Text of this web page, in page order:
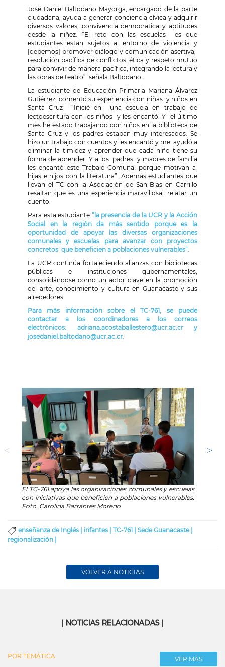
José Daniel Baltodano Mayorga, encargado de la parte
ciudadana, ayuda a generar conciencia cívica y adquirir
diversos valores, convivencia democrática y aptitudes
desde la niñez. “El reto con las escuelas es que
estudiantes están sujetos al entorno de violencia y
[debemos] promover diálogo y comunicación asertiva,
resolución pacífica de conflictos, ética y respeto mutuo
para convivir de manera pacífica, integrando la lectura y
las obras de teatro” señala Baltodano.
La estudiante de Educación Primaria Mariana Álvarez
Gutiérrez, comentó su experiencia con niñas y niños en
Santa Cruz
“Inicié en una escuela en trabajo de
lectoescritura con los niños y les encantó. Y el último
mes he estado trabajando con niños en la biblioteca de
Santa Cruz y los padres estaban muy interesados. Se
hizo un trabajo con cuentos y les encantó y me ayudó a
eliminar la timidez y aprender que cada niño tiene su
forma de aprender. Y a los padres y madres de familia
les encantó este Trabajo Comunal porque motivan a
hijas e hijos con la literatura”. Además estudiantes que
llevan el TC con la Asociación de San Blas en Carrillo
resaltan que es una experiencia maravillosa relatar un
cuento.
Para esta estudiante “la presencia de la UCR y la Acción
Social en la región da más sentido porque es la
oportunidad de apoyar las diversas organizaciones
comunales y escuelas para avanzar con proyectos
concretos que beneficien a poblaciones vulnerables”.
La UCR continúa fortaleciendo alianzas con bibliotecas
públicas e instituciones gubernamentales,
consolidándose como un actor clave en la promoción
del arte, conocimiento y cultura en Guanacaste y sus
alrededores.
Para más información sobre el TC-761, se puede
contactar a los coordinadores a los correos
electrónicos: adriana.acostaballestero@ucr.ac.cr y
josedaniel.baltodano@ucr.ac.cr.
El TC-761 apoya las organizaciones comunales y escuelas
con iniciativas que beneficien a poblaciones vulnerables.
Foto. Carolina Barrantes Moreno
enseñanza de Inglés | infantes | TC-761 | Sede Guanacaste |
regionalización |
VOLVER A NOTICIAS
| NOTICIAS RELACIONADAS |
POR TEMÁTICA VER MÁS